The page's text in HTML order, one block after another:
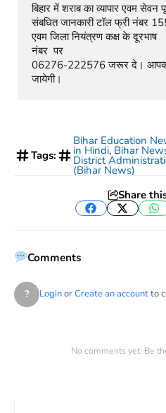
बिहार में शराब का व्यापार एवम
संबधित जानकारी टॉल फ्री नंबर
एवम जिला नियंत्रण कक्ष के दूरभाष
नंबर  पर
06276-222576 जरूर दे। आपकी
जायेगी।
Tags:
Bihar Education
in Hindi, Bihar
District
(Bihar News)
Share
Facebook
Comments
? LoginorCreate an accountto
No comments yet. Be